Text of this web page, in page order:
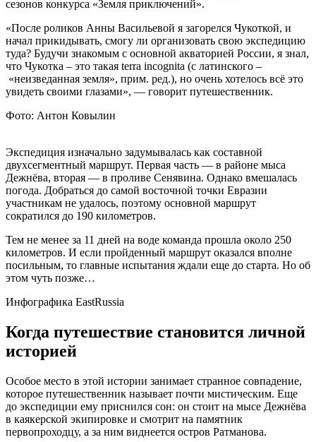
сезонов конкурса «Земля приключений».
«После роликов Анны Васильевой я загорелся Чукоткой, и
начал прикидывать, смогу ли организовать свою экспедицию
туда? Будучи знакомым с основной акваторией России, я знал,
что Чукотка – это такая terra incognita (с латинского –
«неизведанная земля», прим. ред.), но очень хотелось всё это
увидеть своими глазами», — говорит путешественник.
Фото: Антон Ковылин
Экспедиция изначально задумывалась как составной
двухсегментный маршрут. Первая часть — в районе мыса
Дежнёва, вторая — в проливе Сенявина. Однако вмешалась
погода. Добраться до самой восточной точки Евразии
участникам не удалось, поэтому основной маршрут
сократился до 190 километров.
Тем не менее за 11 дней на воде команда прошла около 250
километров. И если пройденный маршрут оказался вполне
посильным, то главные испытания ждали еще до старта. Но об
этом чуть позже…
Инфографика EastRussia
Когда путешествие становится личной
историей
Особое место в этой истории занимает странное совпадение,
которое путешественник называет почти мистическим. Еще
до экспедиции ему приснился сон: он стоит на мысе Дежнёва
в каякерской экипировке и смотрит на памятник
первопроходцу, а за ним виднеется остров Ратманова.